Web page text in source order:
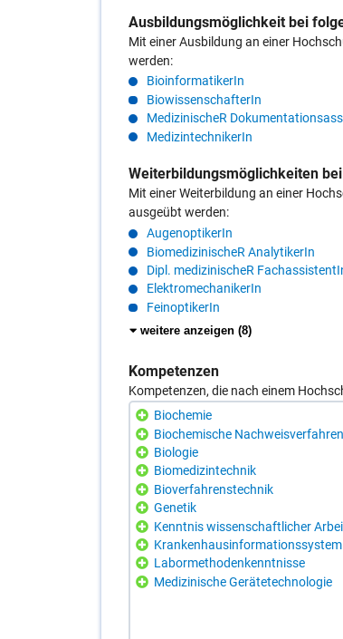
und
mit
dem
Klicken
auf
"weniger
anzeigen"
ausblenden.
Ausbildungsmöglichkeit bei
Mit einer Ausbildung an einer
werden:
BioinformatikerIn
BiowissenschafterIn
MedizinischeR
MedizintechnikerIn
Weiterbildungsmöglichkeiten
Mit einer Weiterbildung an einer
ausgeübt werden:
AugenoptikerIn
BiomedizinischeR AnalytikerIn
Dipl. medizinischeR
ElektromechanikerIn
FeinoptikerIn
weitere anzeigen (8weitere
)
Kompetenzen
Kompetenzen, die nach einem
Biochemie
Biochemische Nachweisverfahren
Biologie
Biomedizintechnik
Bioverfahrenstechnik
Genetik
Kenntnis wissenschaftlicher
Krankenhausinformationssystem
Labormethodenkenntnisse
Medizinische Gerätetechnologie